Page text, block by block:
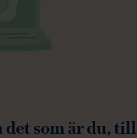
det som är du, till